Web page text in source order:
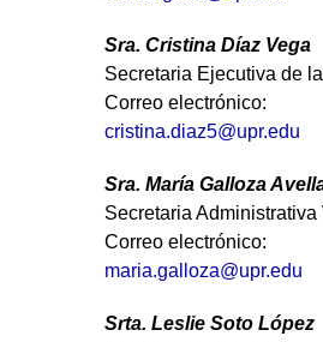
Sra. Cristina Díaz Vega
Secretaria Ejecutiva de
Correo electrónico:
cristina.diaz5@upr.edu
Sra. María Galloza
Secretaria Administrativa
Correo electrónico:
maria.galloza@upr.edu
Srta. Leslie Soto López